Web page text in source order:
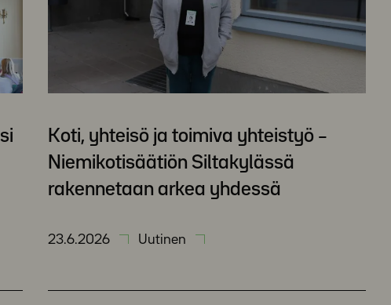
Koti, yhteisö ja toimiva yhteistyö –
Niemikotisäätiön Siltakylässä
rakennetaan arkea yhdessä
23.6.2026 Uutinen